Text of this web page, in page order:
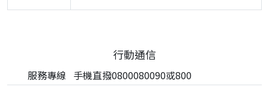
行動通信
服務專線 手機直撥0800080090或800